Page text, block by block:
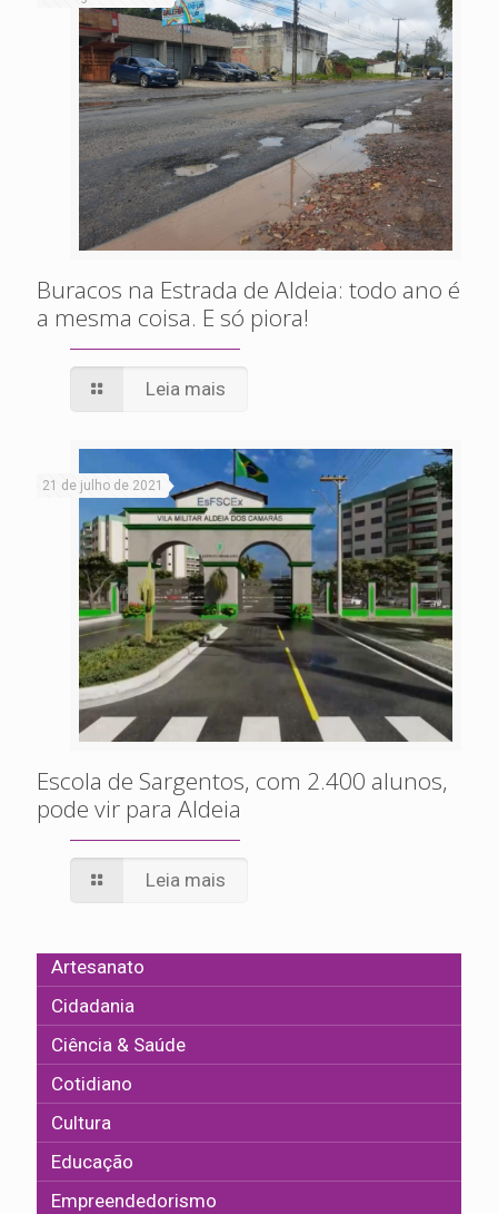
Buracos na Estrada de Aldeia: todo ano é
a mesma coisa. E só piora!
Leia mais
21 de julho de 2021
Escola de Sargentos, com 2.400 alunos,
pode vir para Aldeia
Leia mais
Artesanato
Cidadania
Ciência & Saúde
Cotidiano
Cultura
Educação
Empreendedorismo